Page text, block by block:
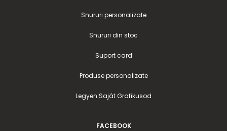
Snururi personalizate
Snururi din stoc
Suport card
Produse personalizate
Legyen Saját Grafikusod
FACEBOOK